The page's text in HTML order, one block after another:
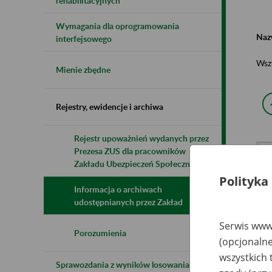
Wymagania dla oprogramowania
interfejsowego
Mienie zbędne
Rejestry, ewidencje i archiwa
Rejestr upoważnień wydanych przez
Prezesa ZUS dla pracowników
Zakładu Ubezpieczeń Społecznych
Informacja o archiwach
udostępnianych przez Zakład
Porozumienia
Sprawozdania z wyników losowania do
Polityka
Serwis
wszystkich